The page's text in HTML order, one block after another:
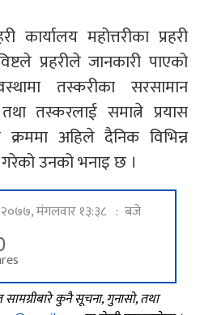
कार्यालय महोत्तरीका प्रहरी
प्रहरीले जानकारी पाएको
तस्करीका सरसामान
तस्करलाई समात्ने प्रयास
अहिले दैनिक विभिन्न
उनको भनाइ छ ।
२०७७, मंगलवार १३:३८ : बजे
कुनै सूचना, गुनासो, तथा